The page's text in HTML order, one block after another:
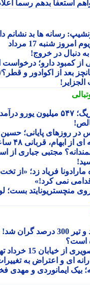
بدهم رسما اعلام
ها بد نشانم دادند
شنبه 17 مرداد
در خروج!
کمبود دارو؛ درخواست از
از اکوادور و قطر؟/
شاهکار اقتصادی لایپزیگ؛ ۵۴۷ میلیون
پایانی؛ حسین
۴۸ ساعت مهلت دارد!
مجتبی جباری از
فریاد زد؛ «از تخت
نمی کرد!»
منچستریونایتد بست؛
تهران در سال 1356
و اعتراض به تغییرات